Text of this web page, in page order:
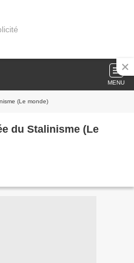
MENU
(Le monde)
du Stalinisme (Le